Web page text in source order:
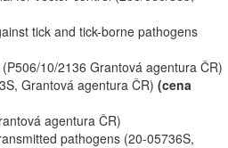
tick and tick-borne pathogens
(P506/10/2136 Grantová agentura ČR)
Grantová agentura ČR) (cena
agentura ČR)
pathogens (20-05736S,